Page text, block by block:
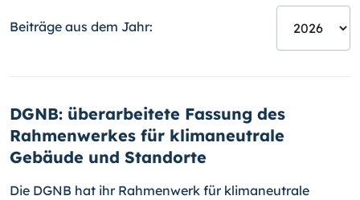
Beiträge aus dem Jahr:
DGNB: überarbeitete Fassung des
Rahmenwerkes für klimaneutrale
Gebäude und Standorte
Die DGNB hat ihr Rahmenwerk für klimaneutrale